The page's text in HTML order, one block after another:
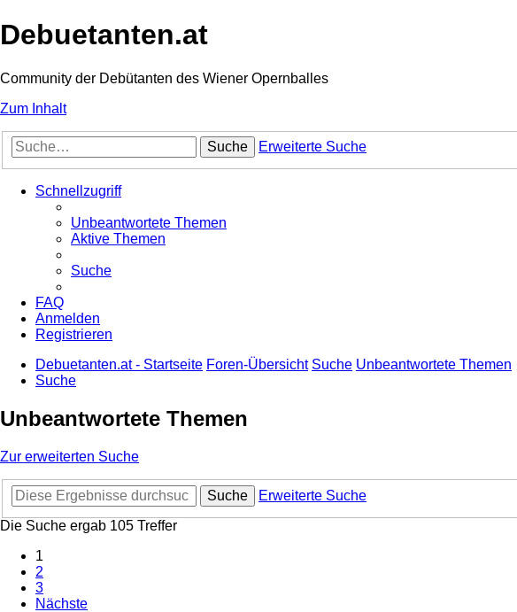
Debuetanten.at
Community der Debütanten des Wiener Opernballes
Zum Inhalt
Suche Erweiterte Suche
Schnellzugriff
Unbeantwortete Themen
Aktive Themen
Suche
FAQ
Anmelden
Registrieren
Debuetanten.at - Startseite Foren-Übersicht Suche Unbeantwortete Themen
Suche
Unbeantwortete Themen
Zur erweiterten Suche
Suche
Erweiterte Suche
Die Suche ergab 105 Treffer
1
2
3
Nächste